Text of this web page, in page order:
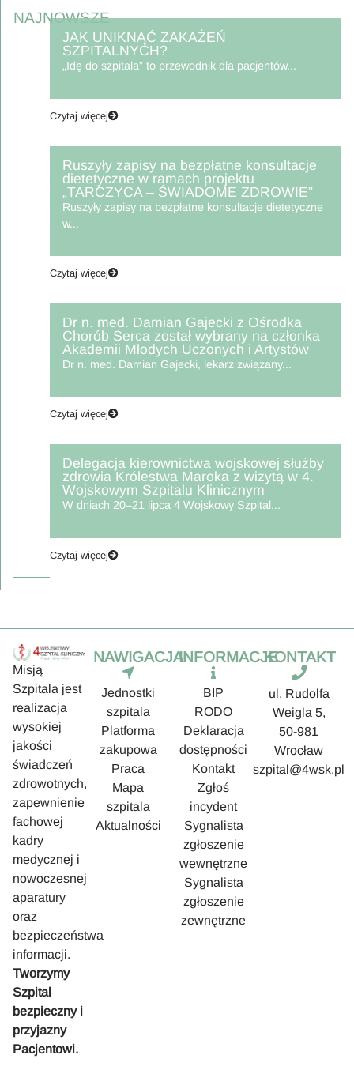
NAJNOWSZE
JAK UNIKNĄĆ ZAKAŻEŃ
SZPITALNYCH?
„Idę do szpitala” to przewodnik dla pacjentów...
Czytaj więcej
Ruszyły zapisy na bezpłatne konsultacje
dietetyczne w ramach projektu
„TARCZYCA – ŚWIADOME ZDROWIE”
Ruszyły zapisy na bezpłatne konsultacje dietetyczne
w...
Czytaj więcej
Dr n. med. Damian Gajecki z Ośrodka
Chorób Serca został wybrany na członka
Akademii Młodych Uczonych i Artystów
Dr n. med. Damian Gajecki, lekarz związany...
Czytaj więcej
Delegacja kierownictwa wojskowej służby
zdrowia Królestwa Maroka z wizytą w 4.
Wojskowym Szpitalu Klinicznym
W dniach 20–21 lipca 4 Wojskowy Szpital...
Czytaj więcej
Misją
Szpitala jest
realizacja
wysokiej
jakości
świadczeń
zdrowotnych,
zapewnienie
fachowej
kadry
medycznej i
nowoczesnej
aparatury
oraz
bezpieczeństwa
informacji.
Tworzymy
Szpital
bezpieczny i
przyjazny
Pacjentowi.
NAWIGACJA
Jednostki
szpitala
Platforma
zakupowa
Praca
Mapa
szpitala
Aktualności
INFORMACJE
BIP
RODO
Deklaracja
dostępności
Kontakt
Zgłoś
incydent
Sygnalista
zgłoszenie
wewnętrzne
Sygnalista
zgłoszenie
zewnętrzne
KONTAKT
ul. Rudolfa
Weigla 5,
50-981
Wrocław
szpital@4wsk.pl